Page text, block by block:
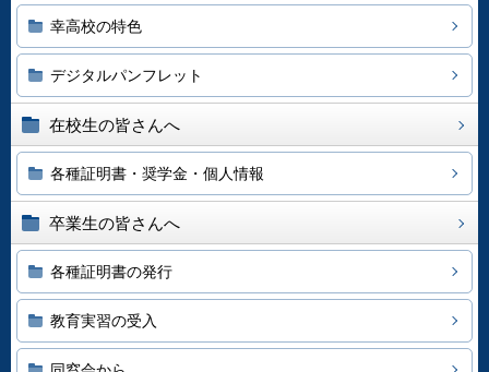
幸高校の特色
デジタルパンフレット
在校生の皆さんへ
各種証明書・奨学金・個人情報
卒業生の皆さんへ
各種証明書の発行
教育実習の受入